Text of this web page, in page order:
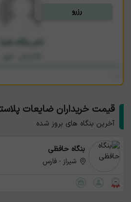
رزرو
نام بنگاه شما
قیمت خریداران ضایعات
آخرین بنگاه های بروز شده
بنگاه حافظی
شیراز - فارس